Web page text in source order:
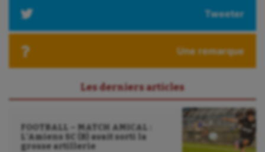
Tweeter
Une remarque
Les derniers articles
FOOTBALL – MATCH AMICAL :
L’Amiens SC (B) avait sorti la
grosse artillerie